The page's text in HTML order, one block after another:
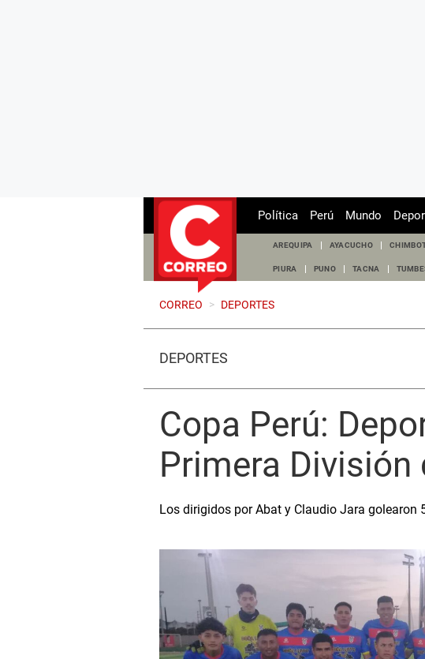
Política Perú Mundo
AREQUIPA AYACUCHO
PIURA PUNO TACNA
CORREO > DEPORTES
DEPORTES
Copa Perú:
Primera
Los dirigidos por Abat y Claudio Jara golearon